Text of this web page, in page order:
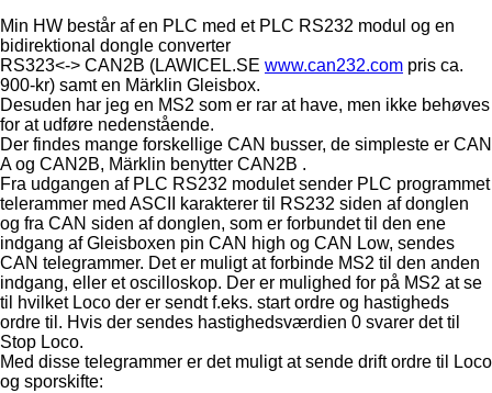
Min HW består af en PLC med et PLC RS232 modul og en
bidirektional dongle converter
RS323<-> CAN2B (LAWICEL.SE www.can232.com pris ca.
900-kr) samt en Märklin Gleisbox.
Desuden har jeg en MS2 som er rar at have, men ikke behøves
for at udføre nedenstående.
Der findes mange forskellige CAN busser, de simpleste er CAN
A og CAN2B, Märklin benytter CAN2B .
Fra udgangen af PLC RS232 modulet sender PLC programmet
telerammer med ASCII karakterer til RS232 siden af donglen
og fra CAN siden af donglen, som er forbundet til den ene
indgang af Gleisboxen pin CAN high og CAN Low, sendes
CAN telegrammer. Det er muligt at forbinde MS2 til den anden
indgang, eller et oscilloskop. Der er mulighed for på MS2 at se
til hvilket Loco der er sendt f.eks. start ordre og hastigheds
ordre til. Hvis der sendes hastighedsværdien 0 svarer det til
Stop Loco.
Med disse telegrammer er det muligt at sende drift ordre til Loco
og sporskifte: